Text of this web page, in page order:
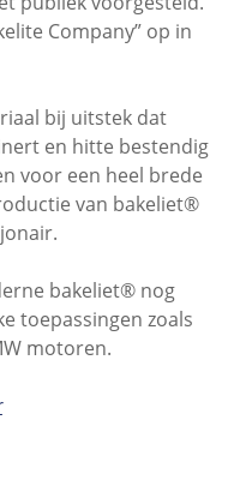
Company” op in
bij uitstek dat
en hitte bestendig
voor een heel brede
van bakeliet®
bakeliet® nog
toepassingen zoals
motoren.